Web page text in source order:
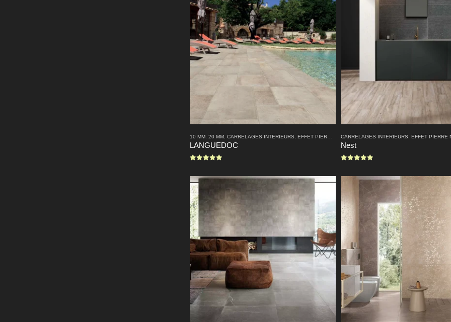
10 MM 20 MM CARRELAGES INTERIEURS EFFET PIERRE NATURELLE
LANGUEDOC
CARRELAGES INTERIEURS EFFET PIERRE
Nest